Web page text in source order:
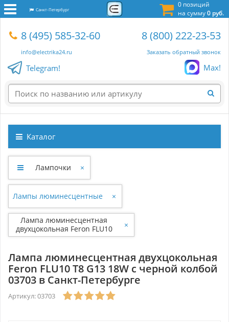
0 позиций
на сумму0 руб.
Санкт-Петербург
8 (495) 585-32-60
info@electrika24.ru
8 (800) 222-23-53
Заказать обратный звонок
Telegram! Max!
Каталог
Лампочки ×
Лампы люминесцентные ×
Лампа люминесцентная
двухцокольная Feron FLU10
T8 G13 18W с черной колбой
×
Лампа люминесцентная двухцокольная
Feron FLU10 T8 G13 18W с черной колбой
03703 в Санкт-Петербурге
Артикул: 03703